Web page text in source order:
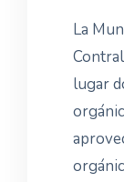
La
lugar